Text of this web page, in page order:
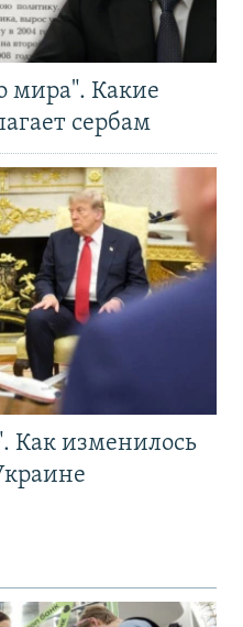
мира". Какие
сербам
Как изменилось